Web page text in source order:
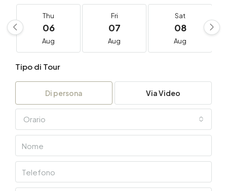
Thu
06
Aug
Fri
07
Aug
Sat
08
Aug
Tipo di Tour
Di persona Via Video
Orario